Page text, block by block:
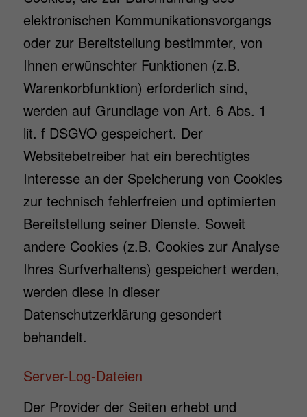
elektronischen Kommunikationsvorgangs
oder zur Bereitstellung bestimmter, von
Ihnen erwünschter Funktionen (z.B.
Warenkorbfunktion) erforderlich sind,
werden auf Grundlage von Art. 6 Abs. 1
lit. f DSGVO gespeichert. Der
Websitebetreiber hat ein berechtigtes
Interesse an der Speicherung von Cookies
zur technisch fehlerfreien und optimierten
Bereitstellung seiner Dienste. Soweit
andere Cookies (z.B. Cookies zur Analyse
Ihres Surfverhaltens) gespeichert werden,
werden diese in dieser
Datenschutzerklärung gesondert
behandelt.
Server-Log-Dateien
Der Provider der Seiten erhebt und